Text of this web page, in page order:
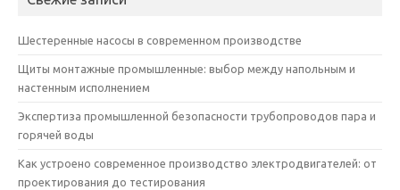
Шестеренные насосы в современном производстве
Щиты монтажные промышленные: выбор между напольным и
настенным исполнением
Экспертиза промышленной безопасности трубопроводов пара и
горячей воды
Как устроено современное производство электродвигателей: от
проектирования до тестирования